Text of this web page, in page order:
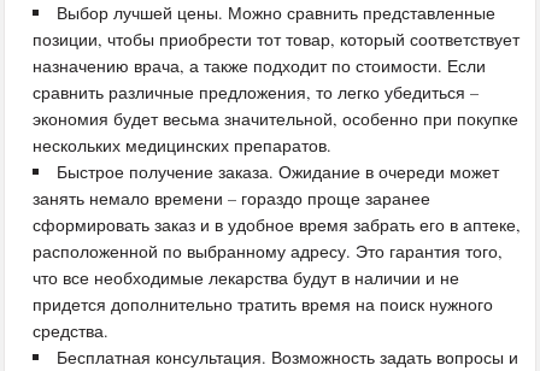
Выбор лучшей цены. Можно сравнить представленные
позиции, чтобы приобрести тот товар, который соответствует
назначению врача, а также подходит по стоимости. Если
сравнить различные предложения, то легко убедиться –
экономия будет весьма значительной, особенно при покупке
нескольких медицинских препаратов.
Быстрое получение заказа. Ожидание в очереди может
занять немало времени – гораздо проще заранее
сформировать заказ и в удобное время забрать его в аптеке,
расположенной по выбранному адресу. Это гарантия того,
что все необходимые лекарства будут в наличии и не
придется дополнительно тратить время на поиск нужного
средства.
Бесплатная консультация. Возможность задать вопросы и